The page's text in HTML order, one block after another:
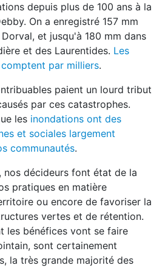
depuis plus de 100 ans à la
On a enregistré 157 mm
et jusqu'à 180 mm dans
et des Laurentides. Les
par milliers.
paient un lourd tribut
par ces catastrophes.
les inondations ont des
et sociales largement
communautés.
nos décideurs font état de la
pratiques en matière
ou encore de favoriser la
vertes et de rétention.
les bénéfices vont se faire
sont certainement
la très grande majorité des